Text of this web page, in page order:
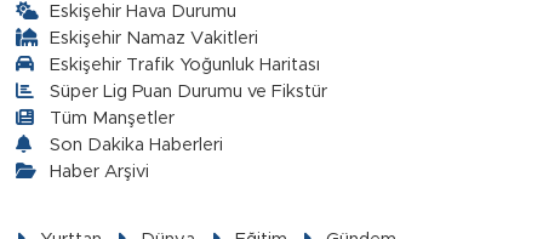
Eskişehir Hava Durumu
Eskişehir Namaz Vakitleri
Eskişehir Trafik Yoğunluk Haritası
Süper Lig Puan Durumu ve Fikstür
Tüm Manşetler
Son Dakika Haberleri
Haber Arşivi